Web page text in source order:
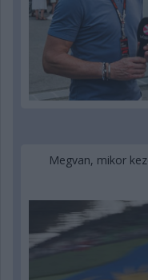
Megvan, mikor